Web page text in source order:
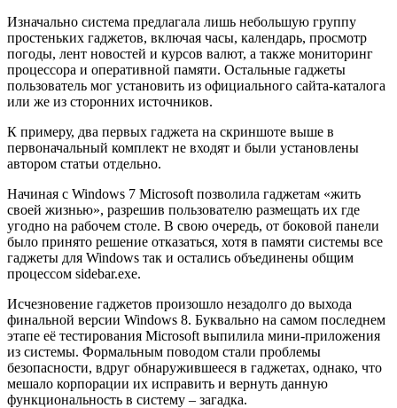
Изначально система предлагала лишь небольшую группу
простеньких гаджетов, включая часы, календарь, просмотр
погоды, лент новостей и курсов валют, а также мониторинг
процессора и оперативной памяти. Остальные гаджеты
пользователь мог установить из официального сайта-каталога
или же из сторонних источников.
К примеру, два первых гаджета на скриншоте выше в
первоначальный комплект не входят и были установлены
автором статьи отдельно.
Начиная с Windows 7 Microsoft позволила гаджетам «жить
своей жизнью», разрешив пользователю размещать их где
угодно на рабочем столе. В свою очередь, от боковой панели
было принято решение отказаться, хотя в памяти системы все
гаджеты для Windows так и остались объединены общим
процессом sidebar.exe.
Исчезновение гаджетов произошло незадолго до выхода
финальной версии Windows 8. Буквально на самом последнем
этапе её тестирования Microsoft выпилила мини-приложения
из системы. Формальным поводом стали проблемы
безопасности, вдруг обнаружившееся в гаджетах, однако, что
мешало корпорации их исправить и вернуть данную
функциональность в систему – загадка.